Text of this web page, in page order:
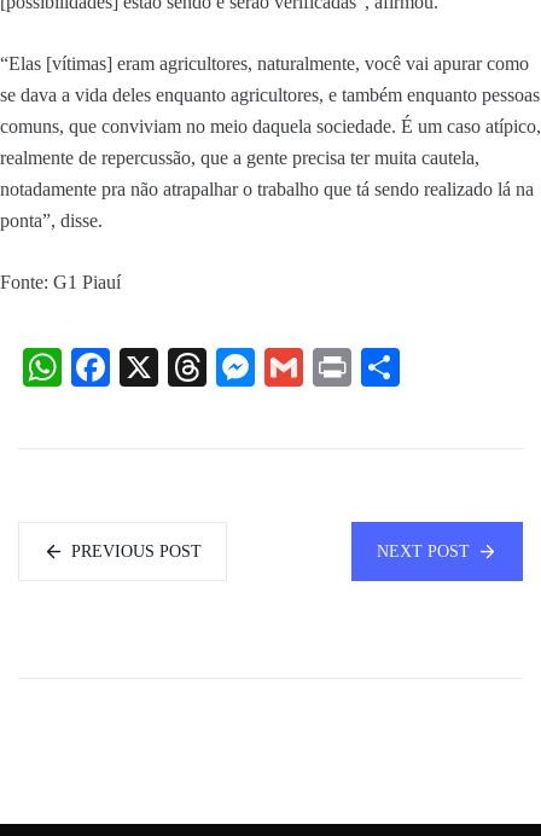
“Elas [vítimas] eram agricultores, naturalmente, você vai apurar como
se dava a vida deles enquanto agricultores, e também enquanto pessoas
comuns, que conviviam no meio daquela sociedade. É um caso atípico,
realmente de repercussão, que a gente precisa ter muita cautela,
notadamente pra não atrapalhar o trabalho que tá sendo realizado lá na
ponta”, disse.
Fonte: G1 Piauí
WhatsApp
Facebook
X Threads
Messenger
Gmail
Print
PREVIOUS POST NEXT POST